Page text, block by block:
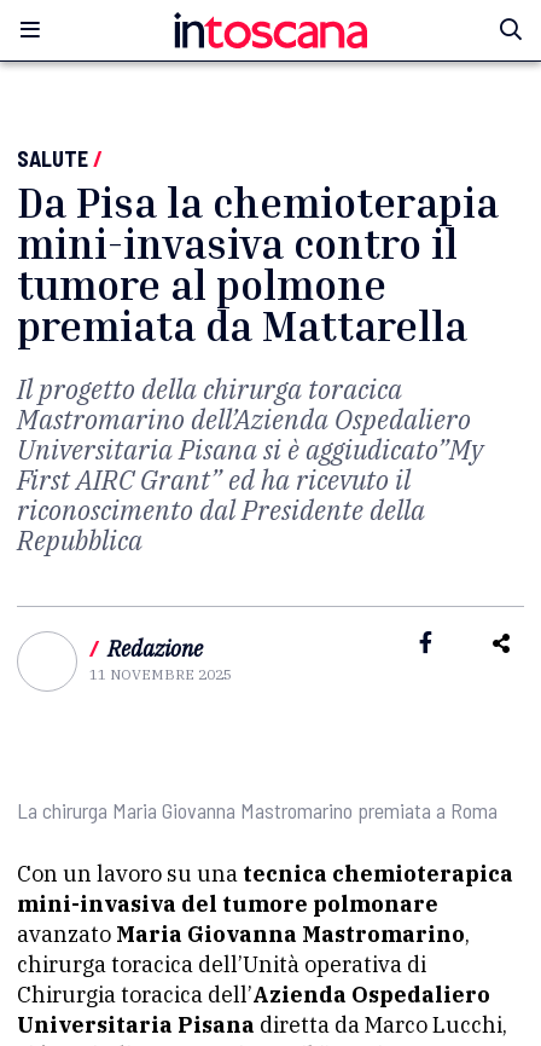
SALUTE/
Da Pisa la chemioterapia
mini-invasiva contro il
tumore al polmone
premiata da Mattarella
Il progetto della chirurga toracica
Mastromarino dell’Azienda Ospedaliero
Universitaria Pisana si è aggiudicato”My
First AIRC Grant” ed ha ricevuto il
riconoscimento dal Presidente della
Repubblica
/ Redazione
11 NOVEMBRE 2025
La chirurga Maria Giovanna Mastromarino premiata a Roma
Con un lavoro su una tecnica chemioterapica
mini-invasiva del tumore polmonare
avanzato Maria Giovanna Mastromarino,
chirurga toracica dell’Unità operativa di
Chirurgia toracica dell’Azienda Ospedaliero
Universitaria Pisana diretta da Marco Lucchi,